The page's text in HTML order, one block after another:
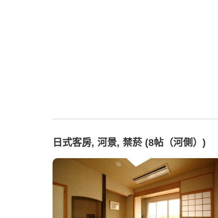
日式客房, 河景, 禁菸 (8帖（河側）)